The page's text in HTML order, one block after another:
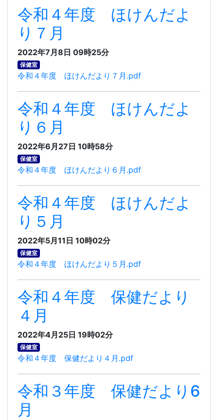
令和４年度 ほけんだよ
り７月
2022年7月8日 09時25分
保健室
令和４年度 ほけんだより７月.pdf
令和４年度 ほけんだよ
り６月
2022年6月27日 10時58分
保健室
令和４年度 ほけんだより６月.pdf
令和４年度 ほけんだよ
り５月
2022年5月11日 10時02分
保健室
令和４年度 ほけんだより５月.pdf
令和４年度 保健だより
４月
2022年4月25日 19時02分
保健室
令和４年度 保健だより４月.pdf
令和３年度 保健だより6
月